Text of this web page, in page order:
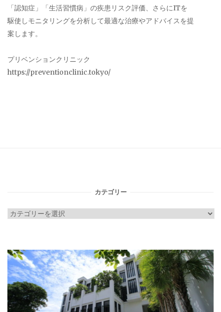
「認知症」「生活習慣病」の疾患リスク評価、さらにITを
駆使しモニタリングを分析して最適な治療やアドバイスを提
案します。
プリベンションクリニック
https://preventionclinic.tokyo/
カテゴリー
カ
リ
ー